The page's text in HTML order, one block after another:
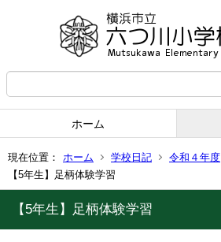
ホーム
現在位置： ホーム 学校日記
令和４年度
【5年生】足柄体験学習
【5年生】足柄体験学習